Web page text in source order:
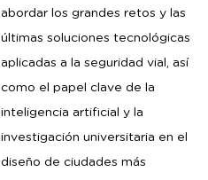
abordar los grandes retos y las
últimas soluciones tecnológicas
aplicadas a la seguridad vial, así
como el papel clave de la
inteligencia artificial y la
investigación universitaria en el
diseño de ciudades más